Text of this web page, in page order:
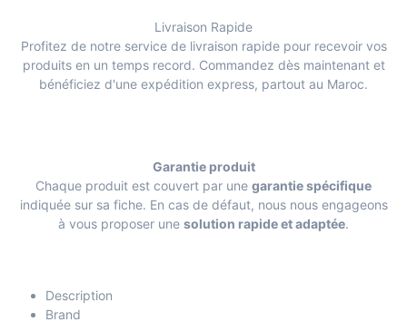
Livraison Rapide
Profitez de notre service de livraison rapide pour recevoir vos
produits en un temps record. Commandez dès maintenant et
bénéficiez d'une expédition express, partout au Maroc.
Garantie produit
Chaque produit est couvert par une garantie spécifique
indiquée sur sa fiche. En cas de défaut, nous nous engageons
à vous proposer une solution rapide et adaptée.
Description
Brand